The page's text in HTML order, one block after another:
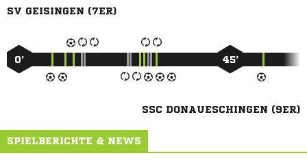
SV GEISINGEN (7ER)
0’ 45’
SSC DONAUESCHINGEN (9ER)
SPIELBERICHTE & NEWS